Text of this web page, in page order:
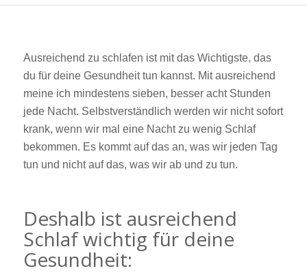
Ausreichend zu schlafen ist mit das Wichtigste, das
du für deine Gesundheit tun kannst. Mit ausreichend
meine ich mindestens sieben, besser acht Stunden
jede Nacht. Selbstverständlich werden wir nicht sofort
krank, wenn wir mal eine Nacht zu wenig Schlaf
bekommen. Es kommt auf das an, was wir jeden Tag
tun und nicht auf das, was wir ab und zu tun.
Deshalb ist ausreichend
Schlaf wichtig für deine
Gesundheit: